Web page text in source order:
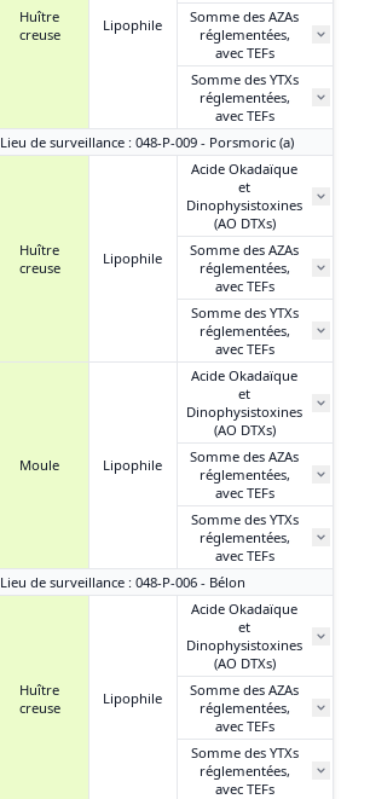
Huître
creuse
Lipophile
Somme des AZAs
réglementées,
avec TEFs
Somme des YTXs
réglementées,
avec TEFs
Lieu de surveillance : 048-P-009 - Porsmoric (a)
Huître
creuse
Lipophile
Acide Okadaïque
et
Dinophysistoxines
(AO DTXs)
Somme des AZAs
réglementées,
avec TEFs
Somme des YTXs
réglementées,
avec TEFs
Moule Lipophile
Acide Okadaïque
et
Dinophysistoxines
(AO DTXs)
Somme des AZAs
réglementées,
avec TEFs
Somme des YTXs
réglementées,
avec TEFs
Lieu de surveillance : 048-P-006 - Bélon
Huître
creuse
Lipophile
Acide Okadaïque
et
Dinophysistoxines
(AO DTXs)
Somme des AZAs
réglementées,
avec TEFs
Somme des YTXs
réglementées,
avec TEFs